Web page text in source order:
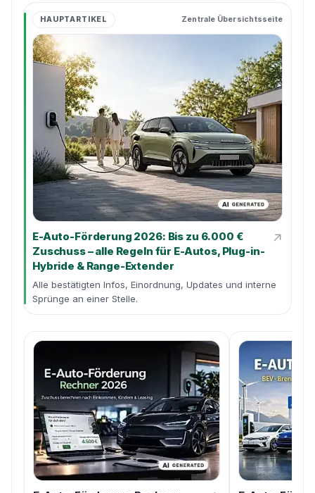
HAUPTARTIKEL Zentrale Übersichtsseite
E-Auto-Förderung 2026: Bis zu 6.000 €
Zuschuss – alle Regeln für E-Autos, Plug-in-
Hybride & Range-Extender
↗
Alle bestätigten Infos, Einordnung, Updates und interne
Sprünge an einer Stelle.